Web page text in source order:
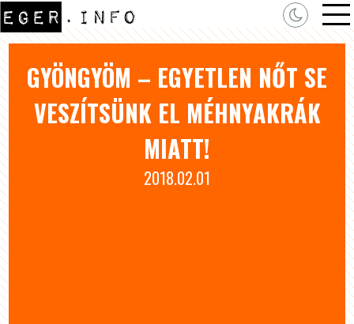
GYÖNGYÖM – EGYETLEN NŐT SE
VESZÍTSÜNK EL MÉHNYAKRÁK
MIATT!
2018.02.01